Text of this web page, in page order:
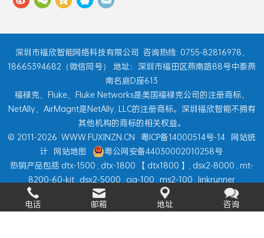
深圳市福欣智能网络科技有限公司 咨询热线: 0755-82816978、
18665394682（微信同号） 地址：深圳市福田区燕南路88号中泰燕
南名庭D座613
福禄克、Fluke、Fluke Networks是美国福禄克公司的注册商标，
NetAlly、AirMagnt是NetAlly, LLC的注册商标。深圳福欣智能不拥有
其他机构的商标的相关权益。
© 2011-2026 WWW.FUXINZN.CN 粤ICP备14000514号-14 网站统
计 网站地图
粤公网安备44030002010258号
热销产品包括 dtx-1500 , dtx-1800 【 dtx1800 】, dsx2-8000 , mt-
8200-60-kit , dsx2-5000 , ciq-100 , ms2-100 , linkrunner
onetouch at aircheck g2
电话
邮箱 地址 咨询